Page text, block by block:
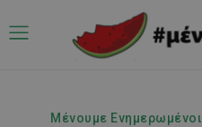
Μένουμε Ενημερωμένοι